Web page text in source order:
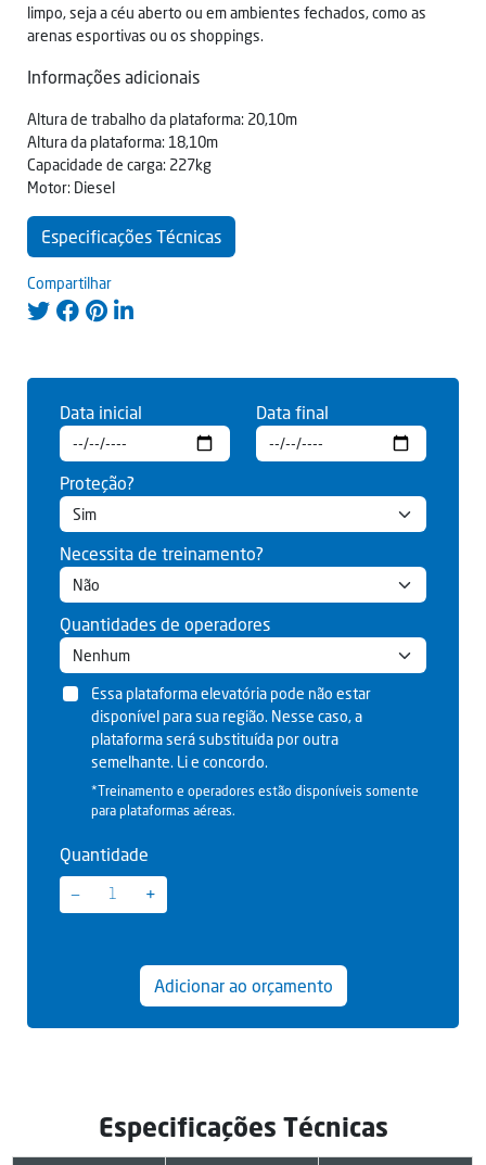
limpo, seja a céu aberto ou em ambientes fechados, como as
arenas esportivas ou os shoppings.
Informações adicionais
Altura de trabalho da plataforma: 20,10m
Altura da plataforma: 18,10m
Capacidade de carga: 227kg
Motor: Diesel
Especificações Técnicas
Compartilhar
Data inicial Data final
Proteção?
Necessita de treinamento?
Quantidades de operadores
Essa plataforma elevatória pode não estar
disponível para sua região. Nesse caso, a
plataforma será substituída por outra
semelhante. Li e concordo.
*Treinamento e operadores estão disponíveis somente
para plataformas aéreas.
Quantidade
−
+
Adicionar ao orçamento
Especificações Técnicas